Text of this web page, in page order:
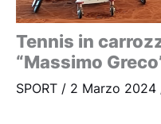
Tennis in
“Massimo
SPORT / 2 Marzo 2024